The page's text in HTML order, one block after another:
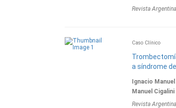
Revista
Caso Clínico
a síndrome
Ignacio
Manuel Cigalini
Revista